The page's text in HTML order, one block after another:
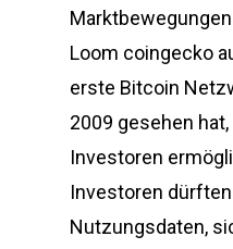
Loom coingecko
erste Bitcoin
2009 gesehen
Investoren
Investoren
Nutzungsdaten,